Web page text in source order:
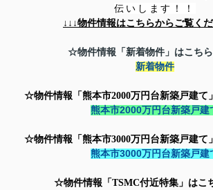
伝いします！！
↓↓↓物件情報はこちらからご覧くだ
☆物件情報「新着物件」はこち
新着物件
☆物件情報「熊本市2000万円台新築戸建
熊本市2000万円台新築戸建
☆物件情報「 熊本市3000万円台新築戸建
熊本市3000万円台新築戸建
☆物件情報「TSMC付近特集」はこ